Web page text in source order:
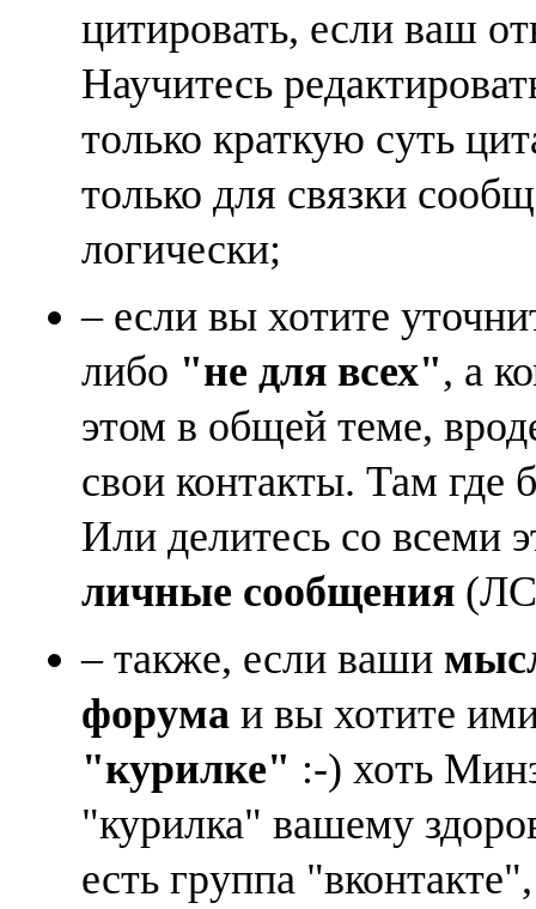
цитировать, если ваш
Научитесь
только краткую суть
только для связки
логически;
– если вы хотите
либо "не для всех", а
этом в общей теме,
свои контакты. Там где
Или делитесь со всеми
личные сообщения
– также, если ваши
форума и вы хотите
"курилке" :-) хоть
"курилка" вашему
есть группа